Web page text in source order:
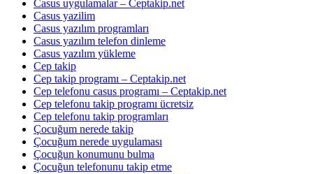
Casus uygulamalar – Ceptakip.net
Casus yazilim
Casus yazılım programları
Casus yazılım telefon dinleme
Casus yazılım yükleme
Cep takip
Cep takip programı – Ceptakip.net
Cep telefonu casus programı – Ceptakip.net
Cep telefonu takip programı ücretsiz
Cep telefonu takip programları
Çocuğum nerede takip
Çocuğum nerede uygulaması
Çocuğun konumunu bulma
Çocuğun telefonunu takip etme